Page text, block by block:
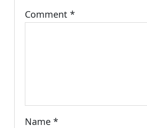
Comment *
Name *